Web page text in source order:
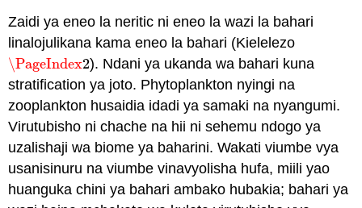
Zaidi ya eneo la neritic ni eneo la wazi la bahari
linalojulikana kama eneo la bahari (Kielelezo
\PageIndex2
\PageIndex2). Ndani ya ukanda wa bahari kuna
stratification ya joto. Phytoplankton nyingi na
zooplankton husaidia idadi ya samaki na nyangumi.
Virutubisho ni chache na hii ni sehemu ndogo ya
uzalishaji wa biome ya baharini. Wakati viumbe vya
usanisinuru na viumbe vinavyolisha hufa, miili yao
huanguka chini ya bahari ambako hubakia; bahari ya